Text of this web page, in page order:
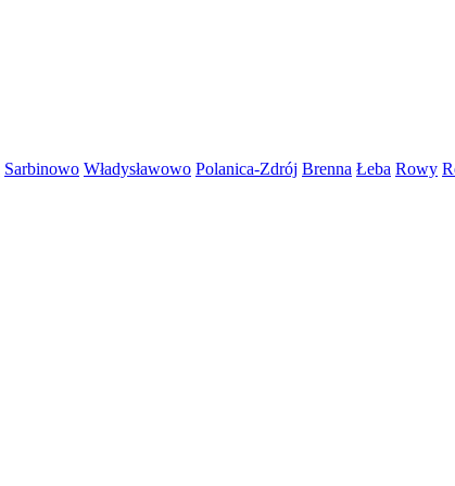
Sarbinowo Władysławowo Polanica-Zdrój Brenna Łeba Rowy